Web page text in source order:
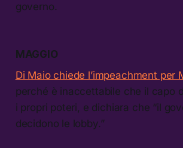
governo.
MAGGIO
Di Maio chiede l’impeachment per
perché è inaccettabile che il capo
i propri poteri, e dichiara che “il
decidono le lobby.”